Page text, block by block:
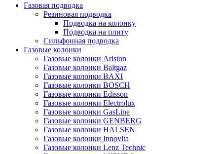
Газовая подводка
Резиновая подводка
Подводка на колонку
Подводка на плиту
Сильфонная подводка
Газовые колонки
Газовые колонки Ariston
Газовые колонки Baltgaz
Газовые колонки BAXI
Газовые колонки BOSCH
Газовые колонки Edisson
Газовые колонки Electrolux
Газовые колонки GasLine
Газовые колонки GENBERG
Газовые колонки HALSEN
Газовые колонки Innovita
Газовые колонки Lenz Technic